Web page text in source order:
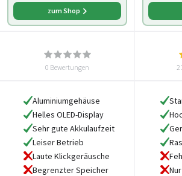
zum Shop
0 Bewertungen
Aluminiumgehäuse
Helles OLED-Display
Sehr gute Akkulaufzeit
Leiser Betrieb
Laute Klickgeräusche
Begrenzter Speicher